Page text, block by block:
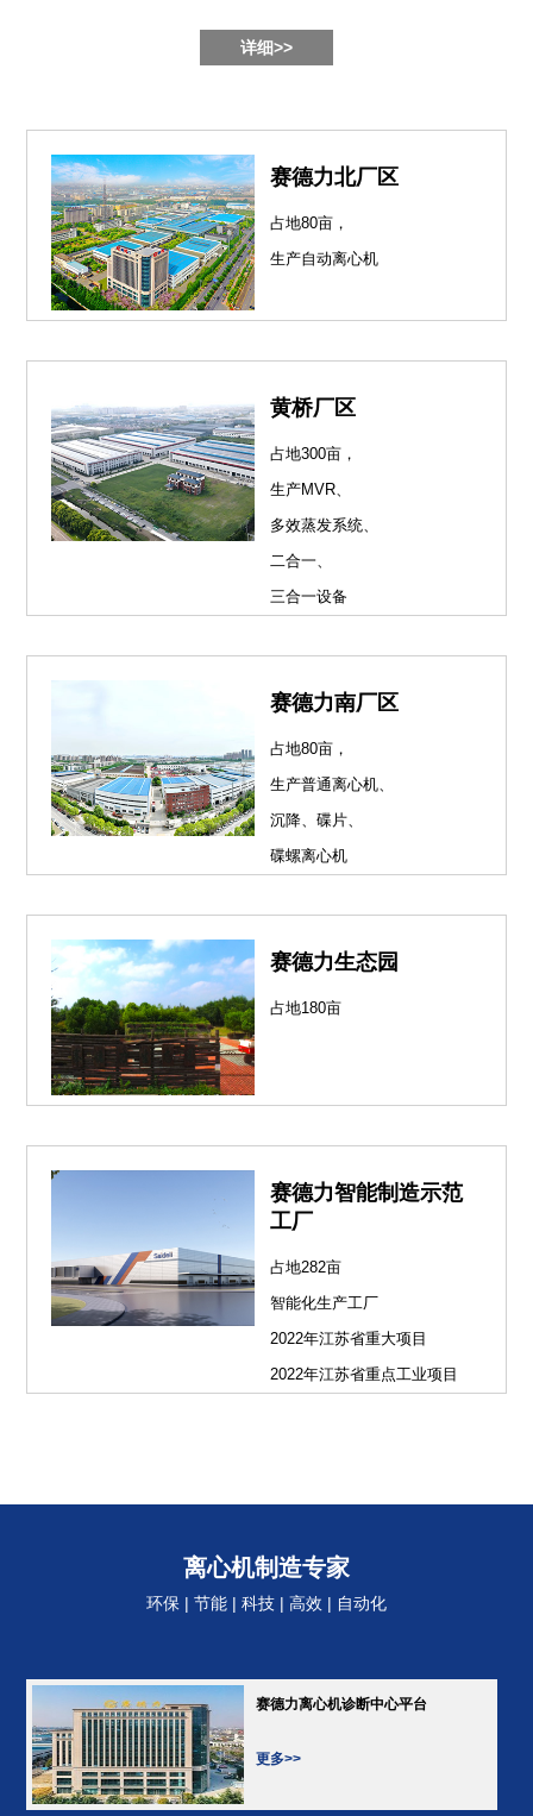
详细>>
赛德力北厂区
占地80亩，
生产自动离心机
黄桥厂区
占地300亩，
生产MVR、
多效蒸发系统、
二合一、
三合一设备
赛德力南厂区
占地80亩，
生产普通离心机、
沉降、碟片、
碟螺离心机
赛德力生态园
占地180亩
赛德力智能制造示范
工厂
占地282亩
智能化生产工厂
2022年江苏省重大项目
2022年江苏省重点工业项目
离心机制造专家
环保 | 节能 | 科技 | 高效 | 自动化
赛德力离心机诊断中心平台
更多>>